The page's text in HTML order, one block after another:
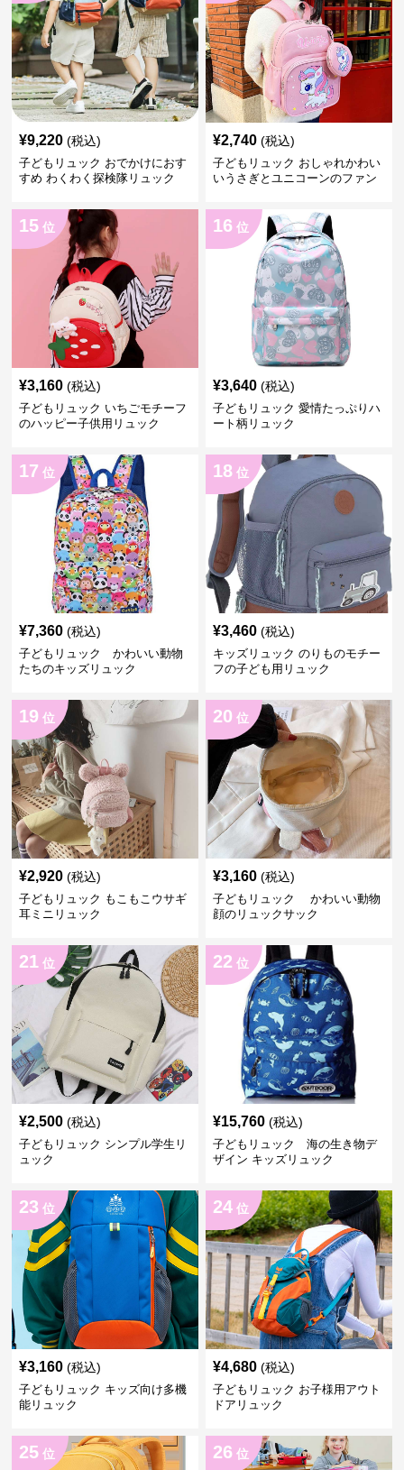
¥9,220 (税込)
子どもリュック おでかけにおす
すめ わくわく探検隊リュック
¥2,740 (税込)
子どもリュック おしゃれかわい
いうさぎとユニコーンのファン
15 位
¥3,160 (税込)
子どもリュック いちごモチーフ
のハッピー子供用リュック
16 位
¥3,640 (税込)
子どもリュック 愛情たっぷりハ
ート柄リュック
17 位
¥7,360 (税込)
子どもリュック かわいい動物
たちのキッズリュック
18 位
¥3,460 (税込)
キッズリュック のりものモチー
フの子ども用リュック
19 位
¥2,920 (税込)
子どもリュック もこもこウサギ
耳ミニリュック
20 位
¥3,160 (税込)
子どもリュック かわいい動物
顔のリュックサック
21 位
¥2,500 (税込)
子どもリュック シンプル学生リ
ュック
22 位
¥15,760 (税込)
子どもリュック 海の生き物デ
ザイン キッズリュック
23 位
¥3,160 (税込)
子どもリュック キッズ向け多機
能リュック
24 位
¥4,680 (税込)
子どもリュック お子様用アウト
ドアリュック
25 位 26 位